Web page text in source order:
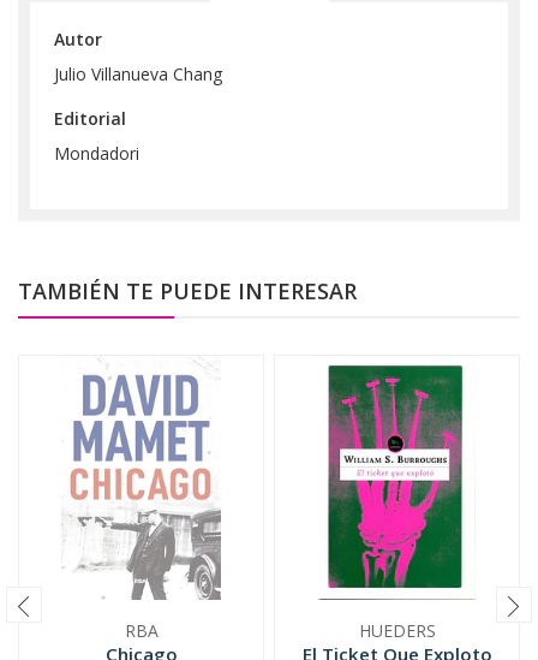
Autor
Julio Villanueva Chang
Editorial
Mondadori
TAMBIÉN TE PUEDE INTERESAR
RBA
Chicago
HUEDERS
El Ticket Que Exploto